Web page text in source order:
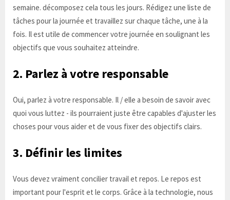
semaine. décomposez cela tous les jours. Rédigez une liste de
tâches pour la journée et travaillez sur chaque tâche, une à la
fois. Il est utile de commencer votre journée en soulignant les
objectifs que vous souhaitez atteindre.
2. Parlez à votre responsable
Oui, parlez à votre responsable. Il / elle a besoin de savoir avec
quoi vous luttez - ils pourraient juste être capables d'ajuster les
choses pour vous aider et de vous fixer des objectifs clairs.
3. Définir les limites
Vous devez vraiment concilier travail et repos. Le repos est
important pour l'esprit et le corps. Grâce à la technologie, nous